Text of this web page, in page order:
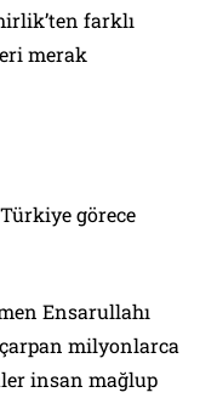
farklı
merak
görece
Ensarullahı
milyonlarca
insan mağlup